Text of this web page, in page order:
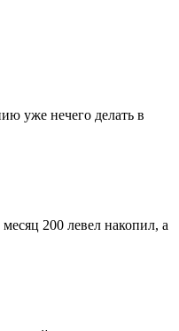
уже нечего делать в
месяц 200 левел накопил, а